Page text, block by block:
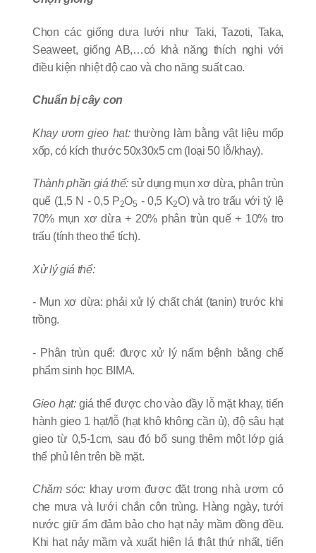
Chọn các giống dưa lưới như Taki, Tazoti, Taka,
Seaweet, giống AB,…có khả năng thích nghi với
điều kiện nhiệt độ cao và cho năng suất cao.
Chuẩn bị cây con
Khay ươm gieo hạt:thường làm bằng vật liệu mốp
xốp, có kích thước 50x30x5 cm (loại 50 lỗ/khay).
Thành phần giá thể: sử dụng mụn xơ dừa, phân trùn
quế (1,5 N - 0,5 P2O5 - 0,5 K2O) và tro trấu với tỷ lệ
70% mụn xơ dừa + 20% phân trùn quế + 10% tro
trấu (tính theo thể tích).
Xử lý giá thể:
- Mụn xơ dừa: phải xử lý chất chát (tanin) trước khi
trồng.
- Phân trùn quế: được xử lý nấm bệnh bằng chế
phẩm sinh học BIMA.
Gieo hạt:giá thể được cho vào đầy lỗ mặt khay, tiến
hành gieo 1 hạt/lỗ (hạt khô không cần ủ), độ sâu hạt
gieo từ 0,5-1cm, sau đó bổ sung thêm một lớp giá
thể phủ lên trên bề mặt.
Chăm sóc: khay ươm được đặt trong nhà ươm có
che mưa và lưới chắn côn trùng. Hàng ngày, tưới
nước giữ ẩm đảm bảo cho hạt nảy mầm đồng đều.
Khi hạt nảy mầm và xuất hiện lá thật thứ nhất, tiến